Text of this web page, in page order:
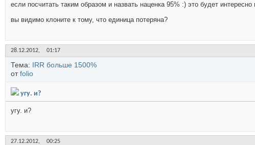
если посчитать таким образом и назвать наценка 95% :) это будет интересно
вы видимо клоните к тому, что единица потеряна?
28.12.2012, 01:17
Тема: IRR больше 1500%
отfolio
угу. и?
угу. и?
27.12.2012, 00:25